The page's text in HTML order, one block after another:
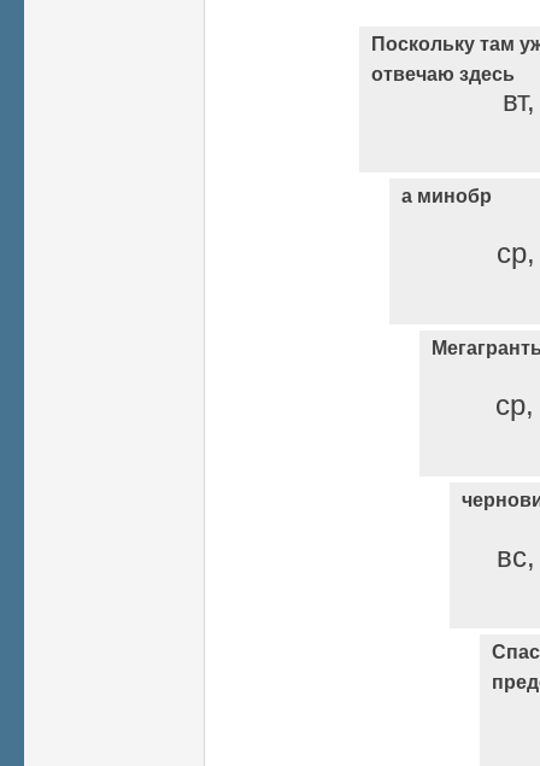
Поскольку там
отвечаю здесь
а минобр